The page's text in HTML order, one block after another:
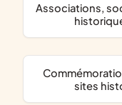
associations, sociétés savantes pour des études
commémorations, entretien de monuments et
sites